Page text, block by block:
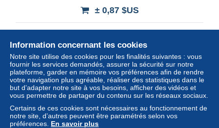
± 0,87 $US
Information concernant les cookies
Notre site utilise des cookies pour les finalités suivantes : vous
fournir les services demandés, assurer la sécurité sur notre
plateforme, garder en mémoire vos préférences afin de rendre
votre navigation plus agréable, réaliser des statistiques dans le
but d’adapter notre site à vos besoins, afficher des vidéos et
vous permettre de partager du contenu sur les réseaux sociaux.
Certains de ces cookies sont nécessaires au fonctionnement de
notre site, d’autres peuvent être paramétrés selon vos
préférences. En savoir plus